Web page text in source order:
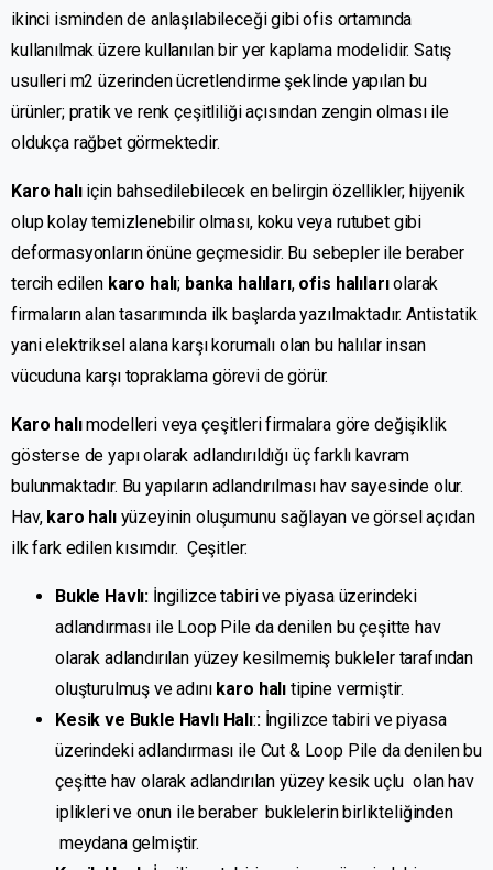
ikinci isminden de anlaşılabileceği gibi ofis ortamında
kullanılmak üzere kullanılan bir yer kaplama modelidir. Satış
usulleri m2 üzerinden ücretlendirme şeklinde yapılan bu
ürünler; pratik ve renk çeşitliliği açısından zengin olması ile
oldukça rağbet görmektedir.
Karo halıiçin bahsedilebilecek en belirgin özellikler; hijyenik
olup kolay temizlenebilir olması, koku veya rutubet gibi
deformasyonların önüne geçmesidir. Bu sebepler ile beraber
tercih edilen karo halı; banka halıları, ofis halılarıolarak
firmaların alan tasarımında ilk başlarda yazılmaktadır. Antistatik
yani elektriksel alana karşı korumalı olan bu halılar insan
vücuduna karşı topraklama görevi de görür.
Karo halımodelleri veya çeşitleri firmalara göre değişiklik
gösterse de yapı olarak adlandırıldığı üç farklı kavram
bulunmaktadır. Bu yapıların adlandırılması hav sayesinde olur.
Hav, karo halıyüzeyinin oluşumunu sağlayan ve görsel açıdan
ilk fark edilen kısımdır. Çeşitler:
Bukle Havlı: İngilizce tabiri ve piyasa üzerindeki
adlandırması ile Loop Pile da denilen bu çeşitte hav
olarak adlandırılan yüzey kesilmemiş bukleler tarafından
oluşturulmuş ve adını karo halı tipine vermiştir.
Kesik ve Bukle Havlı Halı::İngilizce tabiri ve piyasa
üzerindeki adlandırması ile Cut & Loop Pile da denilen bu
çeşitte hav olarak adlandırılan yüzey kesik uçlu olan hav
iplikleri ve onun ile beraber buklelerin birlikteliğinden
meydana gelmiştir.